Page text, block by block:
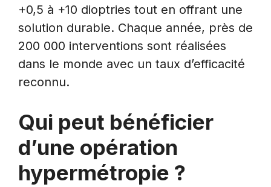
+0,5 à +10 dioptries tout en offrant une
solution durable. Chaque année, près de
200 000 interventions sont réalisées
dans le monde avec un taux d’efficacité
reconnu.
Qui peut bénéficier
d’une opération
hypermétropie ?